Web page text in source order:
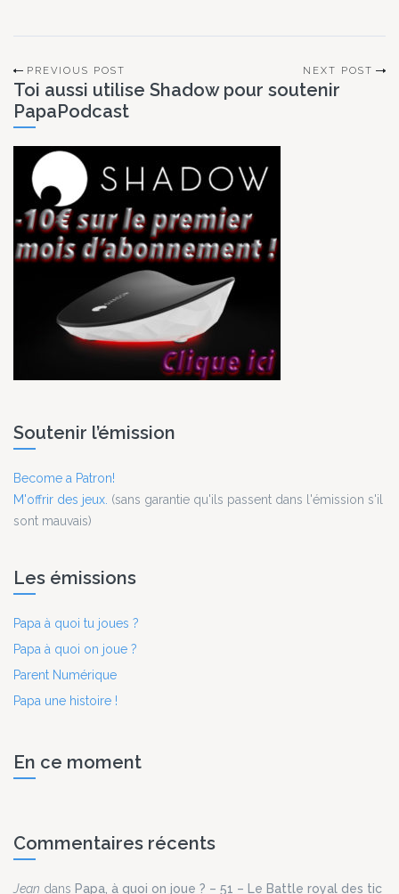
PREVIOUS POST NEXT POST
Toi aussi utilise Shadow pour soutenir
PapaPodcast
Soutenir l’émission
Become a Patron!
M'offrir des jeux. (sans garantie qu'ils passent dans l'émission s'il
sont mauvais)
Les émissions
Papa à quoi tu joues ?
Papa à quoi on joue ?
Parent Numérique
Papa une histoire !
En ce moment
Commentaires récents
Jean dans Papa, à quoi on joue ? – 51 – Le Battle royal des tic